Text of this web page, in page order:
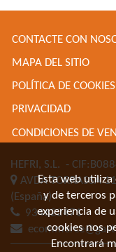
CONTACTE CON
MAPA DEL SITIO
POLÍTICA DE COOKIES
PRIVACIDAD
CONDICIONES DE
HEFRI, S.L. -
AVDA TORRASSA
(España)
934622471
Esta web
y de terceros
experiencia de
cookies nos
Encontrará